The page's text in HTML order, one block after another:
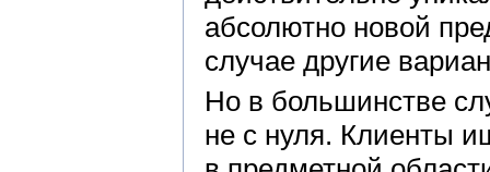
абсолютно новой
случае другие
Но в большинстве
не с нуля. Клиенты